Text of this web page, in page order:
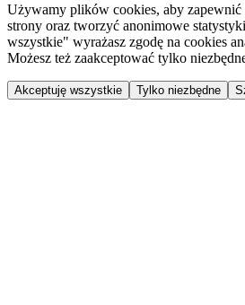
Używamy plików cookies, aby zapewnić
strony oraz tworzyć anonimowe
wszystkie" wyrażasz zgodę na cookies
Możesz też zaakceptować tylko
Akceptuję wszystkie Tylko niezbędne